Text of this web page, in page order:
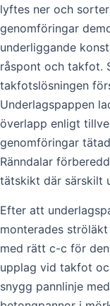
lyftes ner och
genomföringar
underliggande
råspont och takfot.
takfotslösningen
Underlagspappen
överlapp enligt
genomföringar
Ränndalar
tätskikt där särskilt
Efter att
monterades
med rätt c-c för
upplag vid takfot
snygg pannlinje